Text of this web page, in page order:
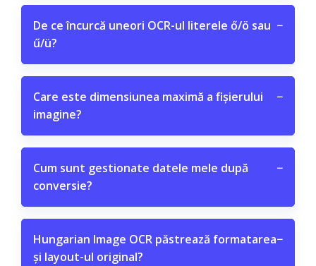
De ce încurcă uneori OCR-ul literele ő/ö sau
ű/ü?
−
Care este dimensiunea maximă a fișierului
imagine?
−
Cum sunt gestionate datele mele după
conversie?
−
Hungarian Image OCR păstrează formatarea
și layout-ul original?
−